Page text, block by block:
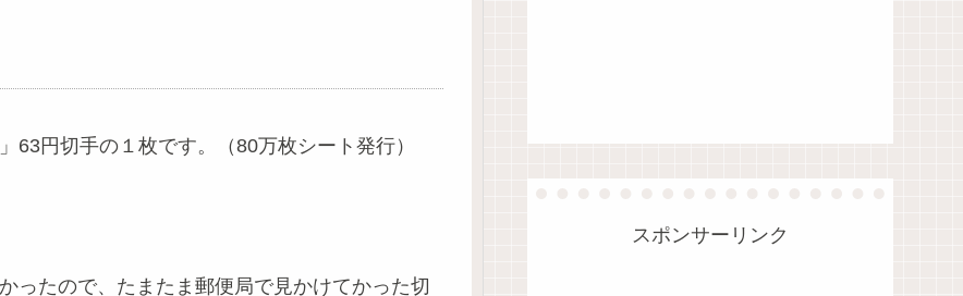
円切手の１枚です。（80万枚シート発行）
ったので、たまたま郵便局で見かけてかった切
スポンサーリンク